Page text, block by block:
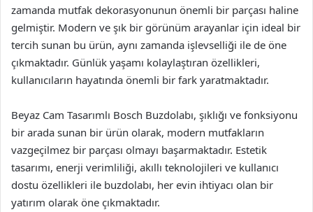
zamanda mutfak dekorasyonunun önemli bir parçası haline
gelmiştir. Modern ve şık bir görünüm arayanlar için ideal bir
tercih sunan bu ürün, aynı zamanda işlevselliği ile de öne
çıkmaktadır. Günlük yaşamı kolaylaştıran özellikleri,
kullanıcıların hayatında önemli bir fark yaratmaktadır.
Beyaz Cam Tasarımlı Bosch Buzdolabı, şıklığı ve fonksiyonu
bir arada sunan bir ürün olarak, modern mutfakların
vazgeçilmez bir parçası olmayı başarmaktadır. Estetik
tasarımı, enerji verimliliği, akıllı teknolojileri ve kullanıcı
dostu özellikleri ile buzdolabı, her evin ihtiyacı olan bir
yatırım olarak öne çıkmaktadır.